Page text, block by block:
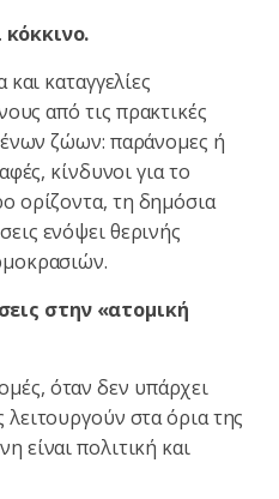
καταγγελίες
από τις πρακτικές
ζώων: παράνομες ή
κίνδυνοι για το
ορίζοντα, τη δημόσια
ενόψει θερινής
στην «ατομική
όταν δεν υπάρχει
στα όρια της
είναι πολιτική και